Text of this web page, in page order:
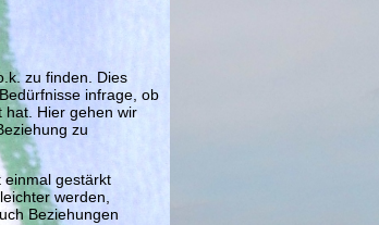
zu finden. Dies
infrage, ob
hat. Hier gehen wir
zu
einmal gestärkt
werden,
Beziehungen